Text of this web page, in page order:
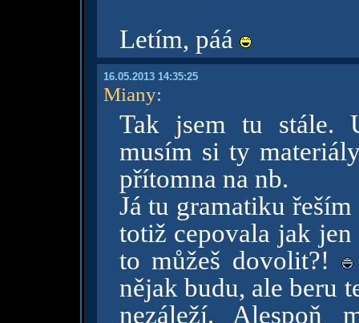
Letím, páá
16.05.2013 14:35:25
Miany:
Tak jsem tu stále.
musím si ty
přítomna na nb.
Já tu gramatiku
totiž cepovala jak
to můžeš dovolit?!
nějak budu, ale beru
nezáleží. Alespoň